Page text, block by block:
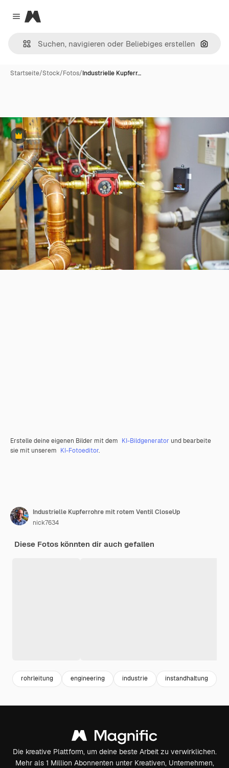
Close menu
Magnific
Nach
Startseite/Stock/Fotos/Industrielle Kupferr…
Premium
Erstelle deine eigenen Bilder mit dem KI-Bildgenerator und bearbeite
sie mit unserem KI-Fotoeditor.
Industrielle Kupferrohre mit rotem Ventil CloseUp
nick7634
Diese Fotos könnten dir auch gefallen
rohrleitung engineering industrie instandhaltung
Die kreative Plattform, um deine beste Arbeit zu verwirklichen.
Mehr als 1 Million Abonnenten unter Kreativen, Unternehmen,